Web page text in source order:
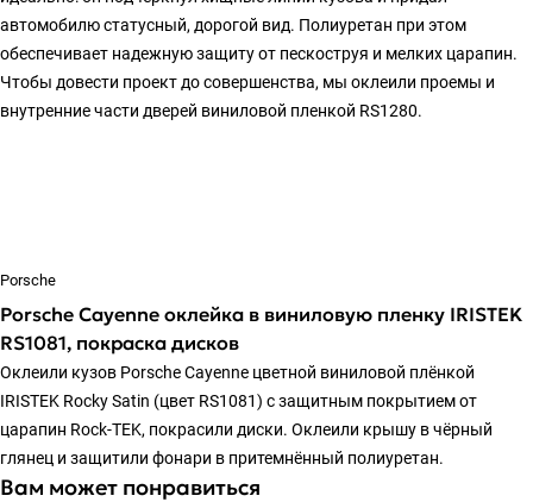
автомобилю статусный, дорогой вид. Полиуретан при этом
обеспечивает надежную защиту от пескоструя и мелких царапин.
Чтобы довести проект до совершенства, мы оклеили проемы и
внутренние части дверей виниловой пленкой RS1280.
Porsche
Porsche Cayenne оклейка в виниловую пленку IRISTEK
RS1081, покраска дисков
Оклеили кузов Porsche Cayenne цветной виниловой плёнкой
IRISTEK Rocky Satin (цвет RS1081) с защитным покрытием от
царапин Rock-TEK, покрасили диски. Оклеили крышу в чёрный
глянец и защитили фонари в притемнённый полиуретан.
Вам может понравиться